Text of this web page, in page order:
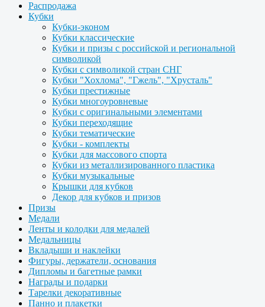
Распродажа
Кубки
Кубки-эконом
Кубки классические
Кубки и призы с российской и региональной
символикой
Кубки с символикой стран СНГ
Кубки "Хохлома", "Гжель", "Хрусталь"
Кубки престижные
Кубки многоуровневые
Кубки с оригинальными элементами
Кубки переходящие
Кубки тематические
Кубки - комплекты
Кубки для массового спорта
Кубки из металлизированного пластика
Кубки музыкальные
Крышки для кубков
Декор для кубков и призов
Призы
Медали
Ленты и колодки для медалей
Медальницы
Вкладыши и наклейки
Фигуры, держатели, основания
Дипломы и багетные рамки
Награды и подарки
Тарелки декоративные
Панно и плакетки